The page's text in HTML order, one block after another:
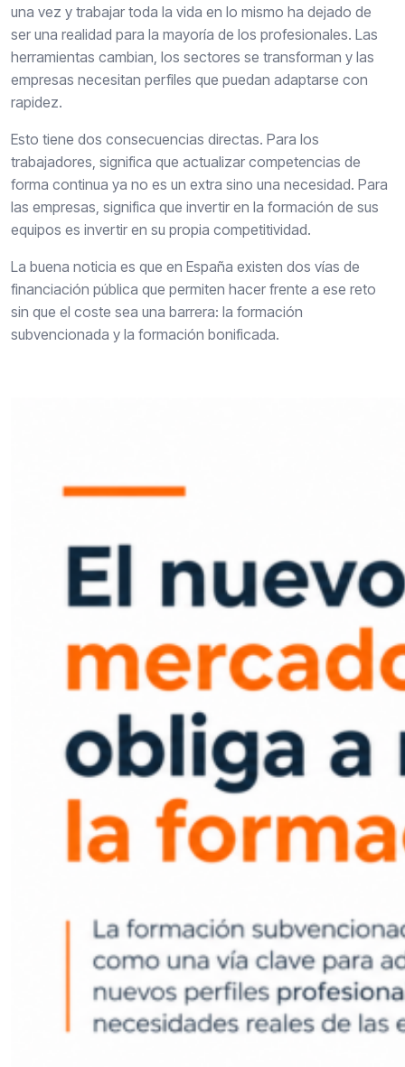
una vez y trabajar toda la vida en lo mismo ha dejado de
ser una realidad para la mayoría de los profesionales. Las
herramientas cambian, los sectores se transforman y las
empresas necesitan perfiles que puedan adaptarse con
rapidez.
Esto tiene dos consecuencias directas. Para los
trabajadores, significa que actualizar competencias de
forma continua ya no es un extra sino una necesidad. Para
las empresas, significa que invertir en la formación de sus
equipos es invertir en su propia competitividad.
La buena noticia es que en España existen dos vías de
financiación pública que permiten hacer frente a ese reto
sin que el coste sea una barrera: la formación
subvencionada y la formación bonificada.